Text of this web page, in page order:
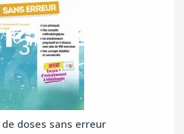
doses sans erreur